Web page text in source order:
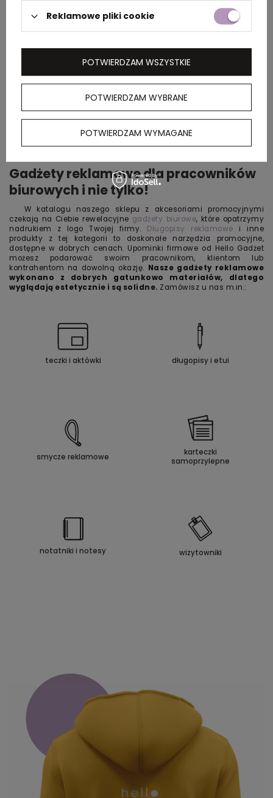
Gadżety reklamowe dla pracowników
biurowych i nie tylko!
W katalogu naszego sklepu z akcesoriami promocyjnymi
czekają na Ciebie rewelacyjne gadżety biurowe, które opatrzymy
nadrukiem z logo Twojej firmy. Długopisy reklamowe i inne
produkty z tej kategorii to doskonałe narzędzia promocyjne,
dostępne w dobrych cenach. Upominki firmowe od Hello Gadżet
możesz podarować swoim pracownikom, klientom lub
kontrahentom na dowolną okazję. Nasze gadżety reklamowe
wykonano z dobrych gatunkowo materiałów, dlatego
wyglądają estetycznie i są solidne. Zamówisz u nas m.in.:
teczki i aktówki długopisy i etui
smycze reklamowe
karteczki
samoprzylepne
notatniki i notesy wizytowniki
Reklamowe pliki cookie
POTWIERDZAM WYBRANE
POTWIERDZAM WYMAGANE
POTWIERDZAM WSZYSTKIE